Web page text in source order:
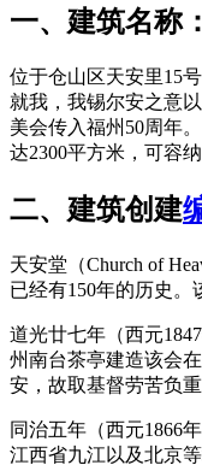
一、建筑名称
位于仓山区天安里15
就我，我锡尔安之意
美会传入福州50周年
达2300平方米，可容
二、建筑创建
天安堂（Church of
已经有150年的历史
道光廿七年（西元
州南台茶亭建造该会
安，故取基督劳苦负
同治五年（西元1866
江西省九江以及北京